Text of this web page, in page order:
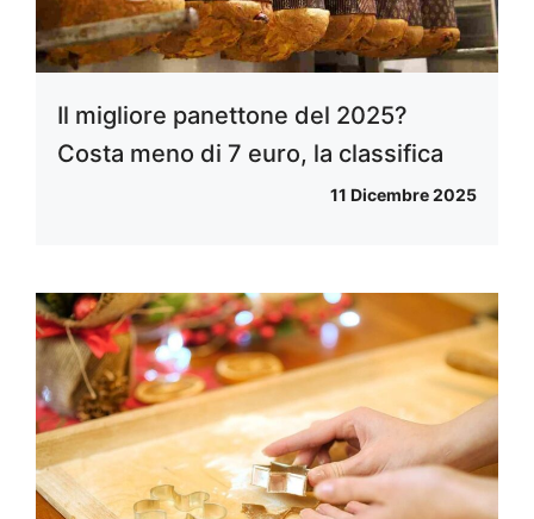
Il migliore panettone del 2025?
Costa meno di 7 euro, la classifica
11 Dicembre 2025